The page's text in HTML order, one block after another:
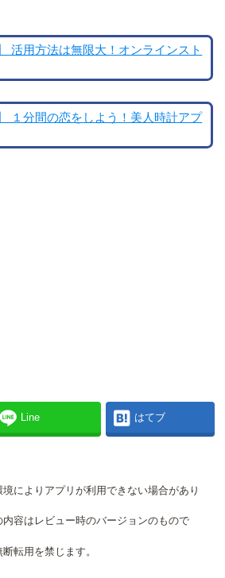
活用方法は無限大！オンラインスト
１分間の恋をしよう！美人時計アプ
Line はてブ
によりアプリが利用できない場合があり
容はレビュー時のバージョンのもので
転用を禁じます。